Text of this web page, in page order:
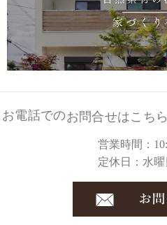
お電話での お問合せはこちら
営業時間
定休日
水曜